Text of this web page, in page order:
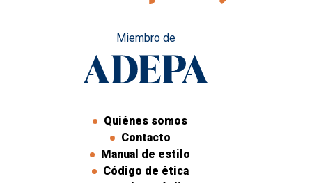
Miembro de
Quiénes somos
Contacto
Manual de estilo
Código de ética